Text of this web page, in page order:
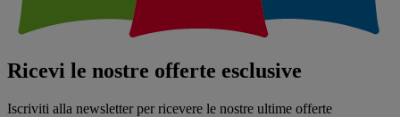
Ricevi le nostre offerte esclusive
Iscriviti alla newsletter per ricevere le nostre ultime offerte